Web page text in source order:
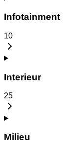
Infotainment
10
Interieur
25
Milieu